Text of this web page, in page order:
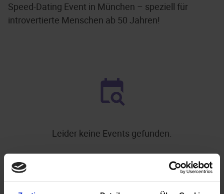
Speed-Dating Event in München – speziell für
introvertierte Menschen ab 50 Jahren!
Leider keine Events gefunden.
WEITERE EVENTS IN MÜNCHEN .